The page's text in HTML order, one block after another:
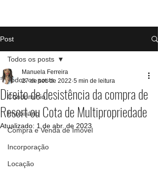
Post
Todos os posts
Condomínio
Imobiliário
Compra e Venda de Imóvel
Incorporação
Locação
Todos os posts
Direito de desistência da compra de
Resort ou Cota de Multipropriedade
Manuela Ferreira
27 de set. de 2022 5 min de leitura
Atualizado: 1 de abr. de 2023